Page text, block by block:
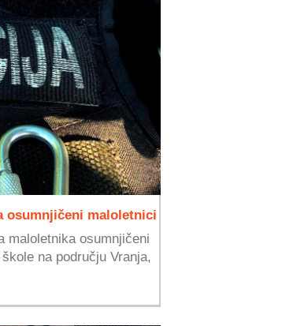
osumnjičeni maloletnici
maloletnika osumnjičeni
na području Vranja,